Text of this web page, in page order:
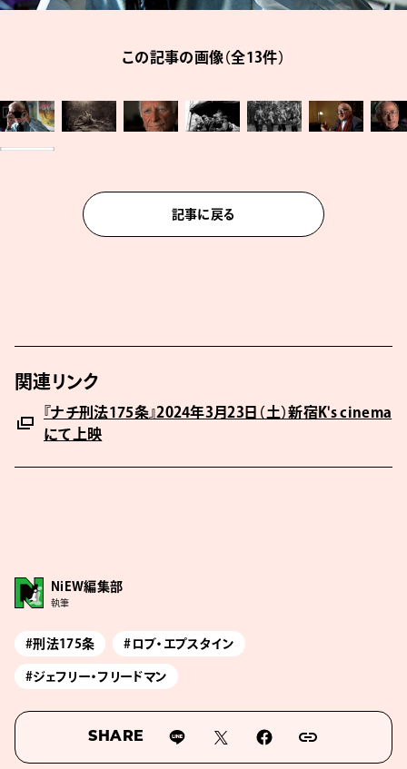
この記事の画像（全13件）
記事に戻る
関連リンク
『ナチ刑法175条』2024年3月23日（土）新宿K's cinema
にて上映
NiEW編集部
執筆
#刑法175条 #ロブ・エプスタイン
#ジェフリー・フリードマン
SHARE